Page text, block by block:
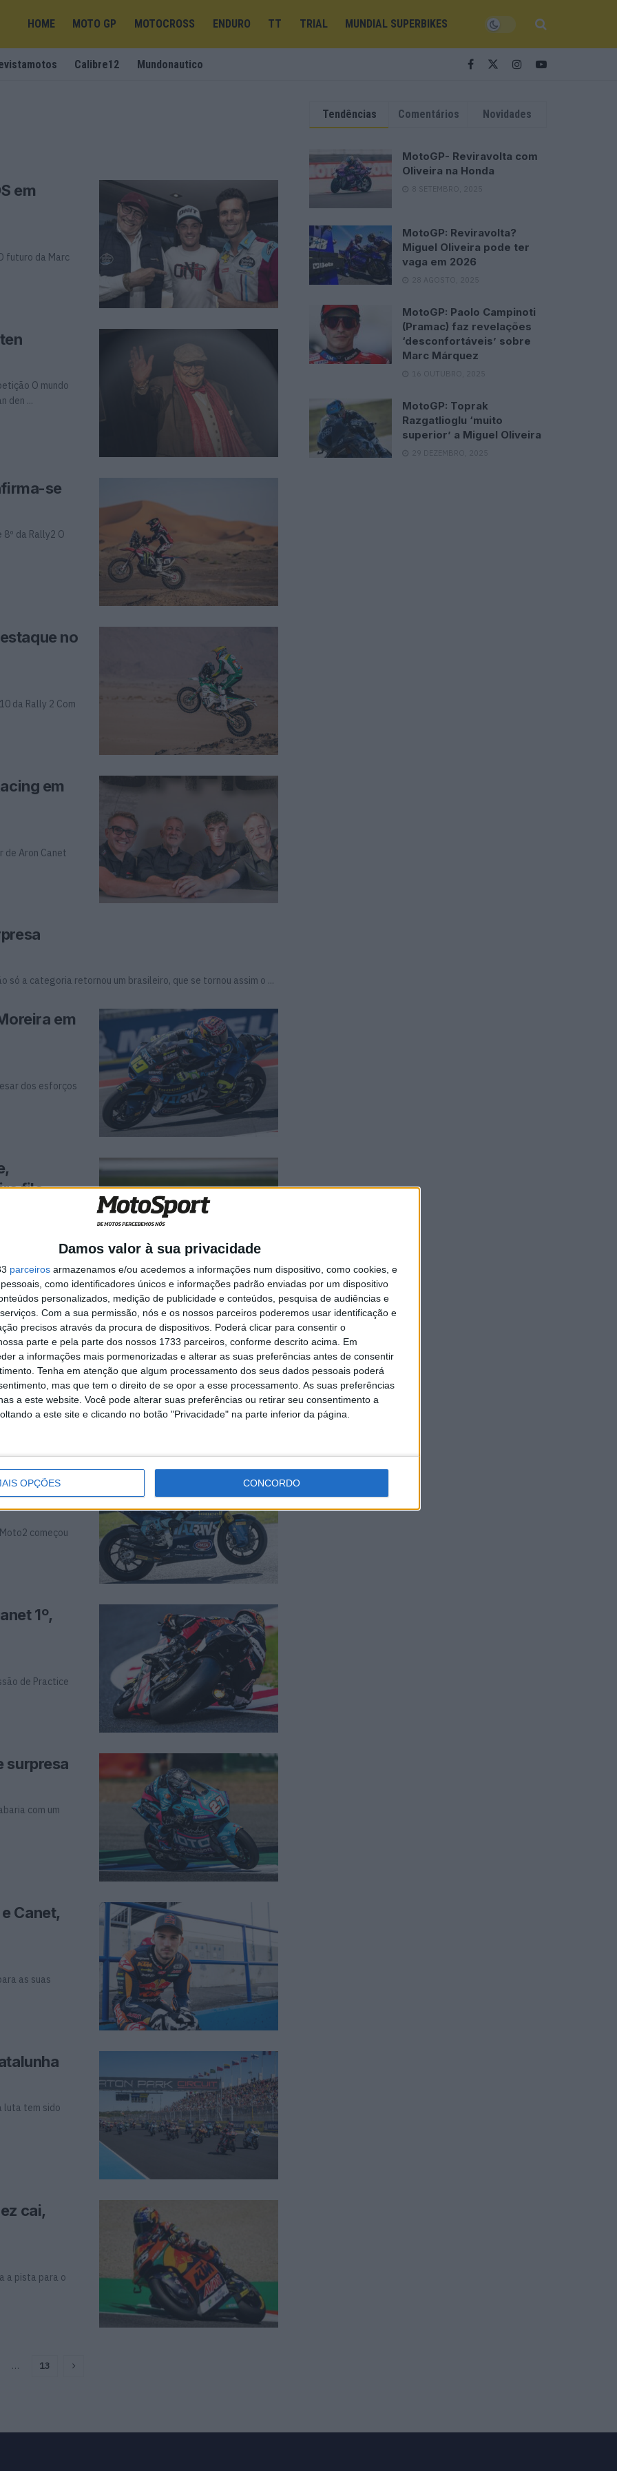
Damos valor à sua privacidade
parceiros armazenamos e/ou acedemos a informações num dispositivo, como cookies, e
como identificadores únicos e informações padrão enviadas por um dispositivo
personalizados, medição de publicidade e conteúdos, pesquisa de audiências e
Com a sua permissão, nós e os nossos parceiros poderemos usar identificação e
precisos através da procura de dispositivos. Poderá clicar para consentir o
parte e pela parte dos nossos 1733 parceiros, conforme descrito acima. Em
a informações mais pormenorizadas e alterar as suas preferências antes de consentir
Tenha em atenção que algum processamento dos seus dados pessoais poderá
mas que tem o direito de se opor a esse processamento. As suas preferências
a este website. Você pode alterar suas preferências ou retirar seu consentimento a
a este site e clicando no botão "Privacidade" na parte inferior da página.
OPÇÕES CONCORDO
HOME MOTO GP MOTOCROSS ENDURO TT TRIAL MUNDIAL SUPERBIKES
Calibre12 Mundonautico
em
futuro da Marc
O mundo
den ...
se
da Rally2 O
no
da Rally 2 Com
em
de Aron Canet
só a categoria retornou um brasileiro, que se tornou assim o ...
em
dos esforços
fila
imparável e
FP1
ritmo recorde,
mesmo
começou
1º,
de Practice
surpresa
com um
Canet,
as suas
luta tem sido
cai,
a pista para o
… 13
Tendências Comentários Novidades
MotoGP- Reviravolta com
Oliveira na Honda
8 SETEMBRO, 2025
MotoGP: Reviravolta?
Miguel Oliveira pode ter
vaga em 2026
28 AGOSTO, 2025
MotoGP: Paolo Campinoti
(Pramac) faz revelações
‘desconfortáveis’ sobre
Marc Márquez
16 OUTUBRO, 2025
MotoGP: Toprak
Razgatlioglu ‘muito
superior’ a Miguel Oliveira